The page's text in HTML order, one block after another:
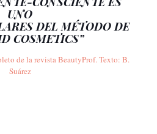
UNO
DEL MÉTODO DE
COSMETICS”
de la revista BeautyProf. Texto: B.
Suárez